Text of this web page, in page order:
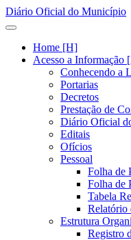
Diário Oficial do Município
Home [H]
Acesso a Informação
Conhecendo a
Portarias
Decretos
Prestação de
Diário Oficial
Editais
Ofícios
Pessoal
Folha de
Folha de
Tabela
Relatório
Estrutura
Registro